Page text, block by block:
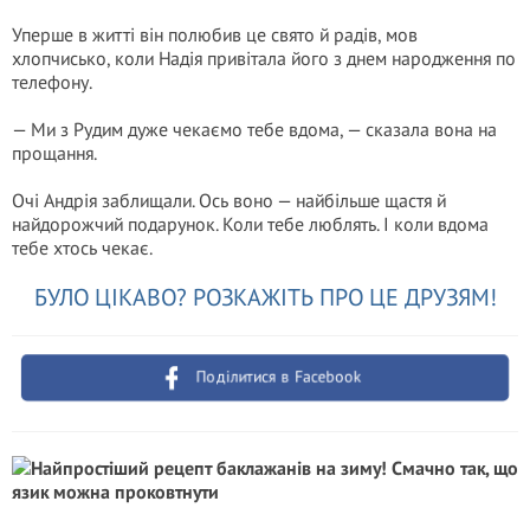
Уперше в житті він полюбив це свято й радів, мов
хлопчисько, коли Надія привітала його з днем народження по
телефону.
— Ми з Рудим дуже чекаємо тебе вдома, — сказала вона на
прощання.
Очі Андрія заблищали. Ось воно — найбільше щастя й
найдорожчий подарунок. Коли тебе люблять. І коли вдома
тебе хтось чекає.
БУЛО ЦІКАВО? РОЗКАЖІТЬ ПРО ЦЕ ДРУЗЯМ!
Поділитися в Facebook